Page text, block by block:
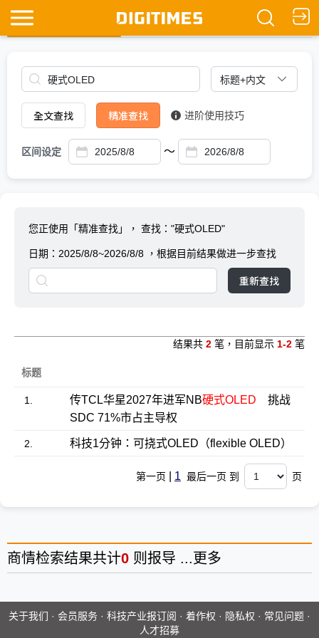
Ask DIGITIMES
全文查找 精准查找 进阶使用技巧
区间设定 ～
您正使用「精准查找」， 查找："硬式OLED"
日期： 2025/8/8~2026/8/8 ，根据目前结果做进一步查找
重新查找
结果共 2 笔，目前显示 1-2 笔
标题
1. 传TCL华星2027年进军NB硬式OLED 挑战
SDC 71%市占主导权
2. 科技1分钟：可挠式OLED（flexible OLED）
第一页 1 最后一页 到 页
商情检索结果共计0 则报导 ... 更多
关于我们 · 会员服务 · 科技产业报订阅 · 着作权 · 隐私权 · 常见问题 ·
人才招募